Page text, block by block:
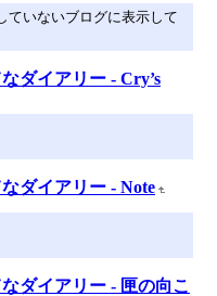
ていないブログに表示して
ダイアリー - Cry’s
ダイアリー - Note
ダイアリー - 匣の向こ